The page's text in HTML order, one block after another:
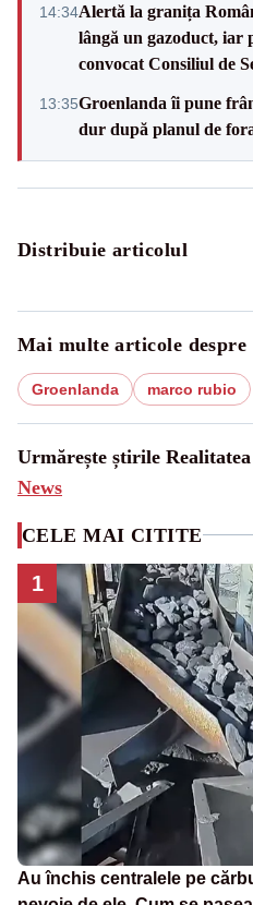
14:34Alertă la granița
lângă un gazoduct, iar
convocat Consiliul de
13:35Groenlanda îi pune
dur după planul de
Distribuie articolul
Mai multe articole despre
Groenlanda marco rubio
Urmărește știrile
News
CELE MAI CITITE
1
Au închis centralele pe